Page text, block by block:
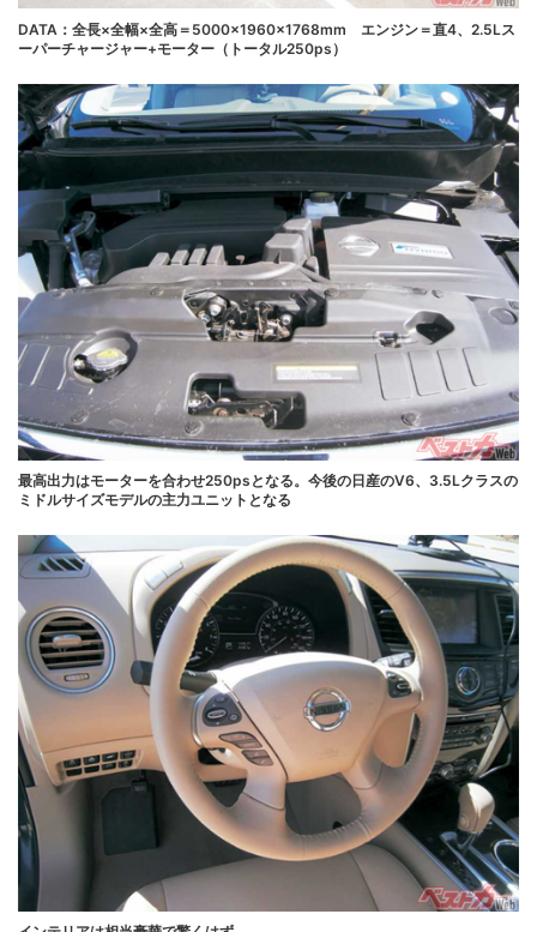
DATA：全長×全幅×全高＝5000×1960×1768mm エンジン＝直4、2.5Lス
ーパーチャージャー+モーター（トータル250ps）
最高出力はモーターを合わせ250psとなる。今後の日産のV6、3.5Lクラスの
ミドルサイズモデルの主力ユニットとなる